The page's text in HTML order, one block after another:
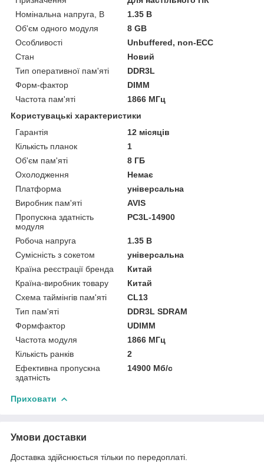
Номінальна напруга, В
1.35 В
Об'єм одного модуля
8 GB
Особливості
Unbuffered, non-ECC
Стан
Новий
Тип оперативної пам'яті
DDR3L
Форм-фактор
DIMM
Частота пам'яті
1866 МГц
Користувацькі характеристики
Гарантія
12 місяців
Кількість планок
1
Об'єм пам'яті
8 ГБ
Охолодження
Немає
Платформа
універсальна
Виробник пам'яті
AVIS
Пропускна здатність
модуля
PC3L-14900
Робоча напруга
1.35 В
Сумісність з сокетом
універсальна
Країна реєстрації бренда
Китай
Країна-виробник товару
Китай
Схема таймінгів пам'яті
CL13
Тип пам'яті
DDR3L SDRAM
Формфактор
UDIMM
Частота модуля
1866 МГц
Кількість ранків
2
Ефективна пропускна
здатність
14900 Мб/с
Приховати
Умови доставки
Доставка здійснюється тільки по передоплаті.